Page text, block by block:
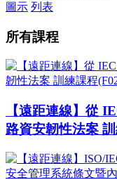
圖示 列表
所有課程
【遠距連線】從
路資安韌性法案